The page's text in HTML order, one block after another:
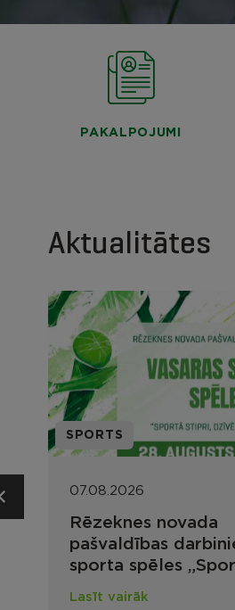
PAKALPOJUMI
Aktualitātes
SPORTS
07.08.2026
Rēzeknes novada
pašvaldības
sporta spēles
stipri, dzīvē vēl
Lasīt vairāk